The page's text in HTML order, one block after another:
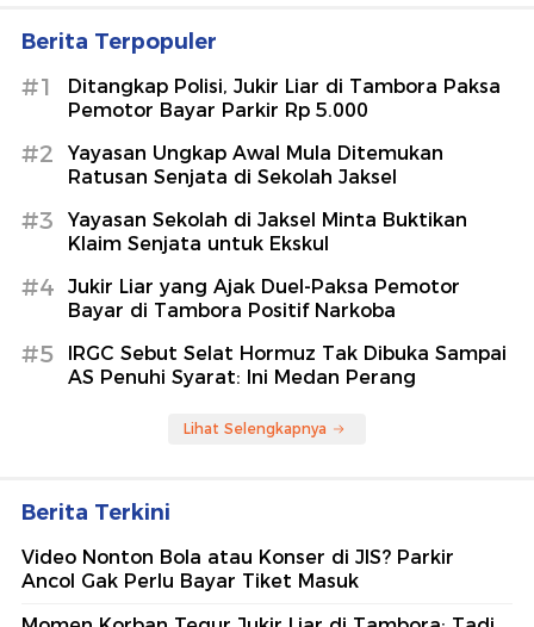
Berita Terpopuler
#1
Ditangkap Polisi, Jukir Liar di Tambora Paksa
Pemotor Bayar Parkir Rp 5.000
#2
Yayasan Ungkap Awal Mula Ditemukan
Ratusan Senjata di Sekolah Jaksel
#3
Yayasan Sekolah di Jaksel Minta Buktikan
Klaim Senjata untuk Ekskul
#4
Jukir Liar yang Ajak Duel-Paksa Pemotor
Bayar di Tambora Positif Narkoba
#5
IRGC Sebut Selat Hormuz Tak Dibuka Sampai
AS Penuhi Syarat: Ini Medan Perang
Lihat Selengkapnya
Berita Terkini
Video Nonton Bola atau Konser di JIS? Parkir
Ancol Gak Perlu Bayar Tiket Masuk